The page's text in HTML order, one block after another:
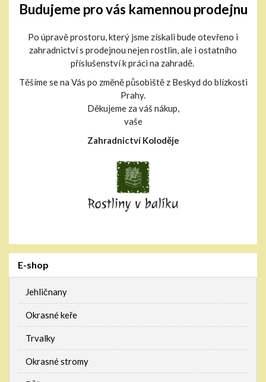
Budujeme pro vás kamennou prodejnu
Po úpravě prostoru, který jsme získali bude otevřeno i
zahradnictví s prodejnou nejen rostlin, ale i ostatního
příslušenství k práci na zahradě.
Těšíme se na Vás po změně působiště z Beskyd do blízkosti
Prahy.
Děkujeme za váš nákup,
vaše
Zahradnictví Koloděje
E-shop
Jehličnany
Okrasné keře
Trvalky
Okrasné stromy